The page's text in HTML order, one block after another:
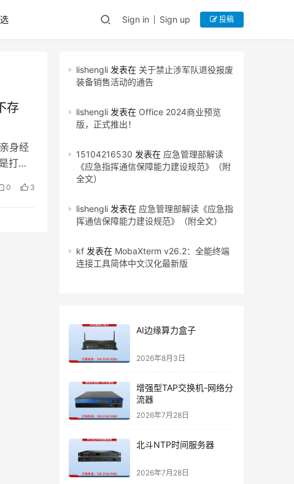
Sign in Sign up 投稿
存
身经
打印
0 3
lishengli 发表在 关于禁止涉军队退役报废
装备销售活动的通告
lishengli 发表在 Office 2024商业预览
版，正式推出！
15104216530 发表在 应急管理部解读
《应急指挥通信保障能力建设规范》（附
全文）
lishengli 发表在 应急管理部解读《应急指
挥通信保障能力建设规范》（附全文）
kf 发表在 MobaXterm v26.2：全能终端
连接工具简体中文汉化最新版
AI边缘算力盒子
2026年8月3日
增强型TAP交换机-网络分
流器
2026年7月28日
北斗NTP时间服务器
2026年7月28日